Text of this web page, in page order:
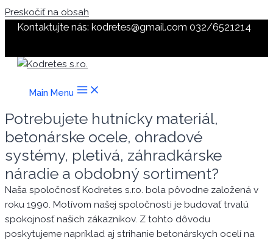
Preskočiť na obsah
Kontaktujte nás: kodretes@gmail.com 032/6521214
Main Menu
Potrebujete hutnícky materiál,
betonárske ocele, ohradové
systémy, pletivá, záhradkárske
náradie a obdobný sortiment?
Naša spoločnosť Kodretes s.r.o. bola pôvodne založená v
roku 1990. Motívom našej spoločnosti je budovať trvalú
spokojnosť našich zákazníkov. Z tohto dôvodu
poskytujeme napríklad aj strihanie betonárskych ocelí na